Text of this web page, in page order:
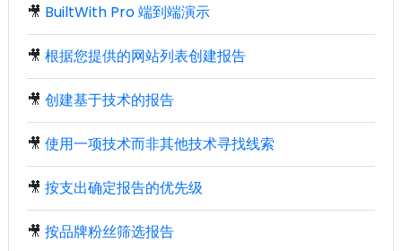
🎥 BuiltWith Pro 端到端演示
🎥 根据您提供的网站列表创建报告
🎥 创建基于技术的报告
🎥 使用一项技术而非其他技术寻找线索
🎥 按支出确定报告的优先级
🎥 按品牌粉丝筛选报告